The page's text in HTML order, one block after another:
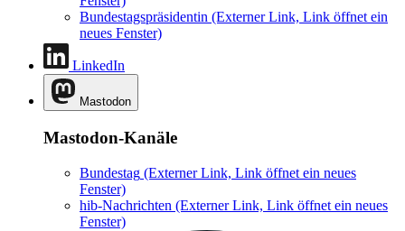
Bundestagspräsidentin (Externer Link, Link öffnet ein
neues Fenster)
LinkedIn
Mastodon
Mastodon-Kanäle
Bundestag (Externer Link, Link öffnet ein neues
Fenster)
hib-Nachrichten (Externer Link, Link öffnet ein neues
Fenster)